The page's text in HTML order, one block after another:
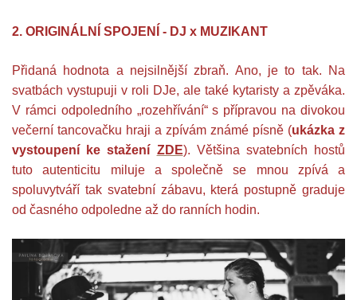
2. ORIGINÁLNÍ SPOJENÍ - DJ x MUZIKANT
Přidaná hodnota a nejsilnější zbraň. Ano, je to tak. Na
svatbách vystupuji v roli DJe, ale také kytaristy a zpěváka.
V rámci odpoledního „rozehřívání“ s přípravou na divokou
večerní tancovačku hraji a zpívám známé písně (ukázka z
vystoupení ke stažení ZDE). Většina svatebních hostů
tuto autenticitu miluje a společně se mnou zpívá a
spoluvytváří tak svatební zábavu, která postupně graduje
od časného odpoledne až do ranních hodin.